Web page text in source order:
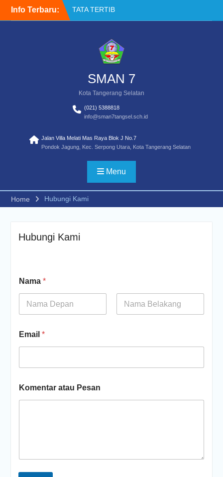
Info Terbaru:
TATA TERTIB
Akses Buku Resmi
Sistem Informasi
Perbukuan Indonesia (SIBI)
WELCOME BACK TO
SMAN 7
Kota Tangerang Selatan
(021) 5388818
info@sman7tangsel.sch.id
Jalan Villa Melati Mas Raya Blok J No.7
Pondok Jagung, Kec. Serpong Utara, Kota Tangerang Selatan
Menu
Home Hubungi Kami
Hubungi Kami
Nama *
Email *
Komentar atau Pesan